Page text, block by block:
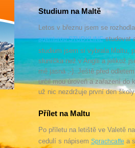
Studium na Maltě
Letos v březnu jsem se
agenturou STUDYLINEstudovat
studium jsem si vybrala Maltu,
sluníčka než v Anglii a jelikož
mě jasná :-). Ještě před
určil mou úroveň a zařazení do
už nic nezdržuje první den
Přílet na Maltu
Po příletu na letiště ve Valetě
cedulí s nápisem Sprachcaffea s